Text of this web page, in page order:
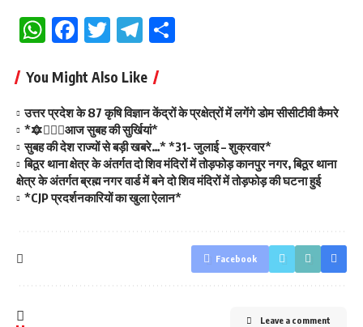
WhatsApp
Facebook
TwitterTelegram
You Might Also Like
उत्तर प्रदेश के 87 कृषि विज्ञान केंद्रों के प्रक्षेत्रों में लगेंगे डोम सीसीटीवी कैमरे
*🔯💁🏻‍♂️आज सुबह की सुर्खियां*
सुबह की देश राज्यों से बड़ी खबरे…* *31- जुलाई – शुक्रवार*
बिठूर थाना क्षेत्र के अंतर्गत दो शिव मंदिरों में तोड़फोड़ कानपुर नगर, बिठूर थाना
क्षेत्र के अंतर्गत ब्रह्म नगर वार्ड में बने दो शिव मंदिरों में तोड़फोड़ की घटना हुई
*CJP प्रदर्शनकारियों का खुला ऐलान*
Facebook
Leave a comment